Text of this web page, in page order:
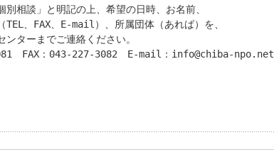
別相談」と明記の上、希望の日時、お名前、
TEL、FAX、E-mail）、所属団体（あれば）を、
ンターまでご連絡ください。
　FAX：043-227-3082　E-mail：info@chiba-npo.net